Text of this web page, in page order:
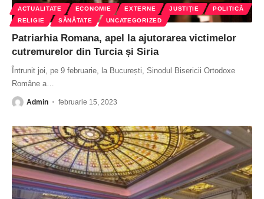
ACTUALITATE ECONOMIE EXTERNE JUSTIȚIE
POLITICĂ
RELIGIE
SĂNĂTATE UNCATEGORIZED
Patriarhia Romana, apel la ajutorarea victimelor
cutremurelor din Turcia și Siria
Întrunit joi, pe 9 februarie, la București, Sinodul Bisericii Ortodoxe
Române a
Admin februarie 15, 2023